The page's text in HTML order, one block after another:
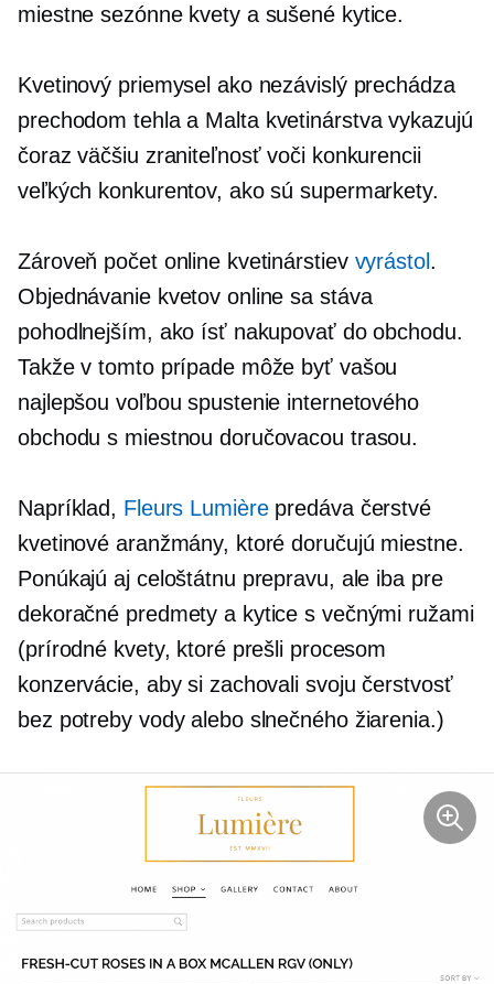
miestne sezónne kvety a sušené kytice.
Kvetinový priemysel ako nezávislý prechádza
prechodomtehla a Maltakvetinárstva vykazujú
čoraz väčšiu zraniteľnosť voči konkurencii
veľkých konkurentov, ako sú supermarkety.
Zároveň počet online kvetinárstiev vyrástol.
Objednávanie kvetov online sa stáva
pohodlnejším, ako ísť nakupovať do obchodu.
Takže v tomto prípade môže byť vašou
najlepšou voľbou spustenie internetového
obchodu s miestnou doručovacou trasou.
Napríklad, Fleurs Lumièrepredáva čerstvé
kvetinové aranžmány, ktoré doručujú miestne.
Ponúkajú aj celoštátnu prepravu, ale iba pre
dekoračné predmety a kytice s večnými ružami
(prírodné kvety, ktoré prešli procesom
konzervácie, aby si zachovali svoju čerstvosť
bez potreby vody alebo slnečného žiarenia.)